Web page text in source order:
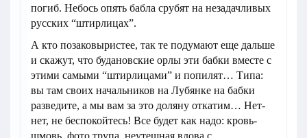
погиб. Небось опять бабла срубят на незадачливых
русских “штирлицах”.
А кто позаковыристее, так те подумают еще дальше
и скажут, что будановские орлы эти бабки вместе с
этими самыми “штирлицами” и попилят… Типа:
вы там своих начальников на Лубянке на бабки
разведите, а мы вам за это доляну откатим… Нет-
нет, не беспокойтесь! Все будет как надо: кровь-